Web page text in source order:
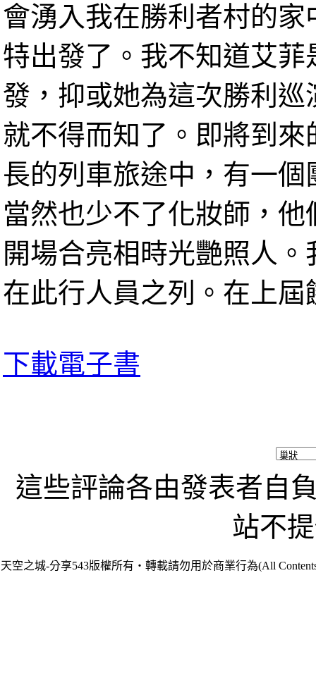
會湧入我在勝利者村的
特出發了。我不知道艾
發，抑或她為這次勝利
就不得而知了。即將到
長的列車旅途中，有一
當然也少不了化妝師，
開場合亮相時光艷照人
在此行人員之列。在上屆
下載電子書
這些評論各由發表者自
站不
天空之城-分享543版權所有‧轉載請勿用於商業行為(All Contents